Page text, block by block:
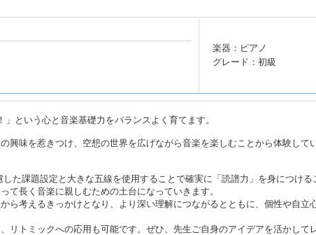
楽器：ピアノ
グレード：初級
という心と音楽基礎力をバランスよく育てます。
興味を惹きつけ、空想の世界を広げながら音楽を楽しむことから体験して
た課題設定と大きな五線を使用することで確実に「読譜力」を身につける
て長く音楽に親しむための土台になっていきます。
ら考えるきっかけとなり、より深い理解につながるとともに、個性や自立
リトミックへの応用も可能です。ぜひ、先生ご自身のアイデアを活かして